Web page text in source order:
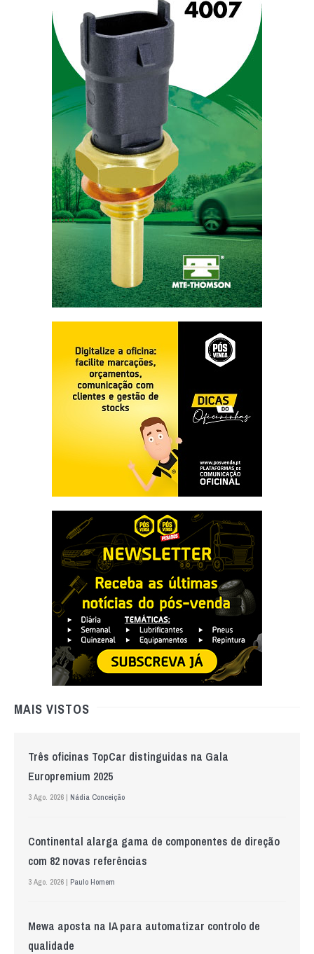
MAIS VISTOS
Três oficinas TopCar distinguidas na Gala
Europremium 2025
3 Ago. 2026 | Nádia Conceição
Continental alarga gama de componentes de direção
com 82 novas referências
3 Ago. 2026 | Paulo Homem
Mewa aposta na IA para automatizar controlo de
qualidade